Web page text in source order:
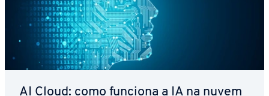
AI Cloud: como funciona a IA na nuvem